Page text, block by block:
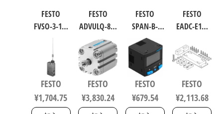
FESTO
FVSO-3-1/8
化零部件
规格3 3877
FESTO
¥1,704.75
FESTO
ADVULQ-80-
60-A-P-A 紧
凑型抗扭
气缸 行程
60mm 缸径
80mm
156833
FESTO
¥3,830.24
FESTO
SPAN-B-
B11R-Q4-
PN-L1+2.5S
传感器/连
接电缆
8114774
FESTO
¥679.54
FESTO
EADC-E16-
业自动化
零部件 规
8047581
FESTO
¥2,113.68